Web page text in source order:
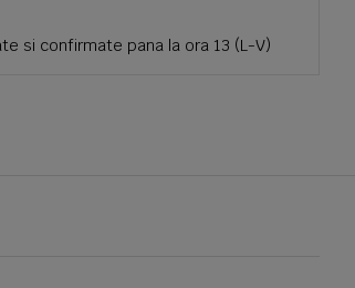
si confirmate pana la ora 13 (L-V)